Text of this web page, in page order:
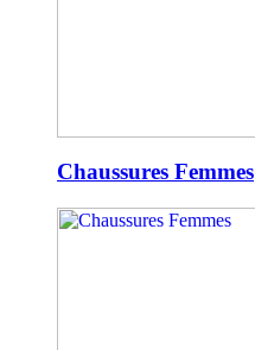
Chaussures Femmes